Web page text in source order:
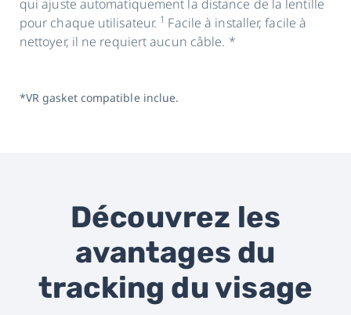
qui ajuste automatiquement la distance de la lentille
pour chaque utilisateur. 1 Facile à installer, facile à
nettoyer, il ne requiert aucun câble. *
*VR gasket compatible inclue.
Découvrez les
avantages du
tracking du visage